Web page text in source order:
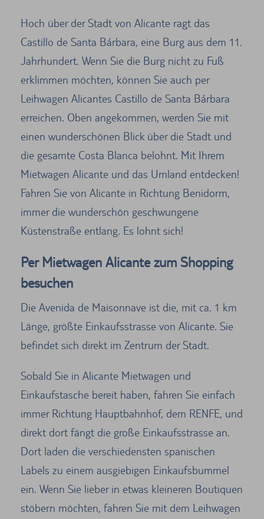
Hoch über der Stadt von Alicante ragt das
Castillo de Santa Bárbara, eine Burg aus dem 11.
Jahrhundert. Wenn Sie die Burg nicht zu Fuß
erklimmen möchten, können Sie auch per
Leihwagen Alicantes Castillo de Santa Bárbara
erreichen. Oben angekommen, werden Sie mit
einen wunderschönen Blick über die Stadt und
die gesamte Costa Blanca belohnt. Mit Ihrem
Mietwagen Alicante und das Umland entdecken!
Fahren Sie von Alicante in Richtung Benidorm,
immer die wunderschön geschwungene
Küstenstraße entlang. Es lohnt sich!
Per Mietwagen Alicante zum Shopping
besuchen
Die Avenida de Maisonnave ist die, mit ca. 1 km
Länge, größte Einkaufsstrasse von Alicante. Sie
befindet sich direkt im Zentrum der Stadt.
Sobald Sie in Alicante Mietwagen und
Einkaufstasche bereit haben, fahren Sie einfach
immer Richtung Hauptbahnhof, dem RENFE, und
direkt dort fängt die große Einkaufsstrasse an.
Dort laden die verschiedensten spanischen
Labels zu einem ausgiebigen Einkaufsbummel
ein. Wenn Sie lieber in etwas kleineren Boutiquen
stöbern möchten, fahren Sie mit dem Leihwagen